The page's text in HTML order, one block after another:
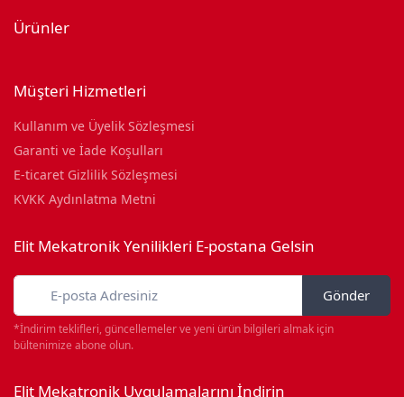
Ürünler
Müşteri Hizmetleri
Kullanım ve Üyelik Sözleşmesi
Garanti ve İade Koşulları
E-ticaret Gizlilik Sözleşmesi
KVKK Aydınlatma Metni
Elit Mekatronik Yenilikleri E-postana Gelsin
Gönder
*İndirim teklifleri, güncellemeler ve yeni ürün bilgileri almak için
bültenimize abone olun.
Elit Mekatronik Uygulamalarını İndirin